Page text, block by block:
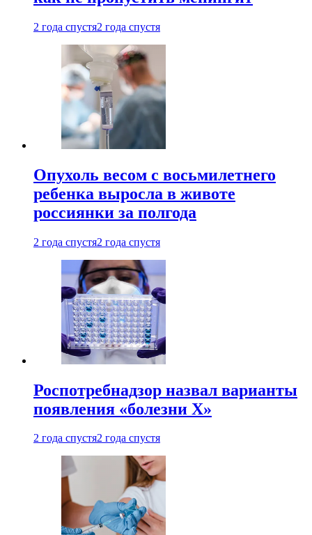
2 года спустя2 года спустя
Опухоль весом с восьмилетнего
ребенка выросла в животе
россиянки за полгода
2 года спустя2 года спустя
Роспотребнадзор назвал варианты
появления «болезни Х»
2 года спустя2 года спустя